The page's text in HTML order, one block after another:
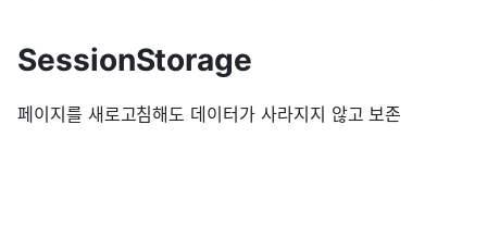
SessionStorage
페이지를 새로고침해도 데이터가 사라지지 않고 보존